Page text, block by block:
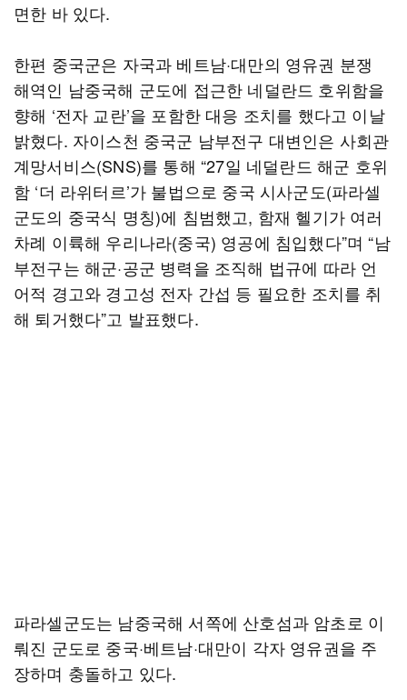
면한 바 있다.
한편 중국군은 자국과 베트남·대만의 영유권 분쟁
해역인 남중국해 군도에 접근한 네덜란드 호위함을
향해 ‘전자 교란’을 포함한 대응 조치를 했다고 이날
밝혔다. 자이스천 중국군 남부전구 대변인은 사회관
계망서비스(SNS)를 통해 “27일 네덜란드 해군 호위
함 ‘더 라위터르’가 불법으로 중국 시사군도(파라셀
군도의 중국식 명칭)에 침범했고, 함재 헬기가 여러
차례 이륙해 우리나라(중국) 영공에 침입했다”며 “남
부전구는 해군·공군 병력을 조직해 법규에 따라 언
어적 경고와 경고성 전자 간섭 등 필요한 조치를 취
해 퇴거했다”고 발표했다.
파라셀군도는 남중국해 서쪽에 산호섬과 암초로 이
뤄진 군도로 중국·베트남·대만이 각자 영유권을 주
장하며 충돌하고 있다.